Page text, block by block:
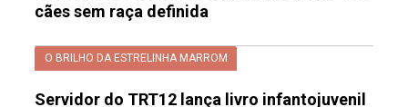
cães sem raça definida
O BRILHO DA ESTRELINHA MARROM
Servidor do TRT12 lança livro infantojuvenil